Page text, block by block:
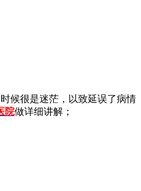
候很是迷茫，以致延误了病情
院做详细讲解；